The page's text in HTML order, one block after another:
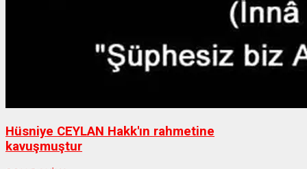
Hüsniye CEYLAN Hakk'ın rahmetine
kavuşmuştur